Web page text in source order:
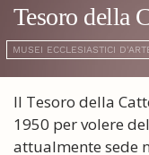
Tesoro della
MUSEI ECCLESIASTICI
Il Tesoro della
1950 per volere
attualmente sede